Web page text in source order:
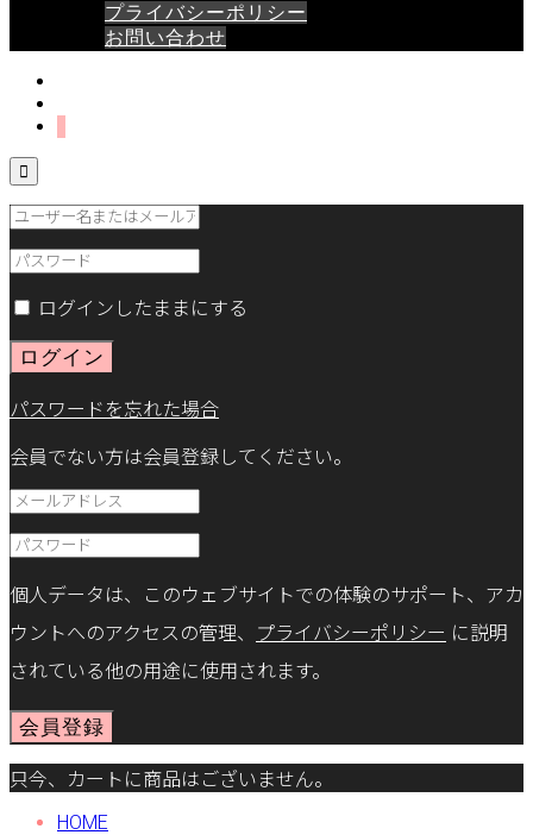
プライバシーポリシー
お問い合わせ

ログインしたままにする
ログイン
パスワードを忘れた場合
会員でない方は会員登録してください。
個人データは、このウェブサイトでの体験のサポート、アカ
ウントへのアクセスの管理、
プライバシーポリシー に説明
されている他の用途に使用されます。
会員登録
只今、カートに商品はございません。
HOME